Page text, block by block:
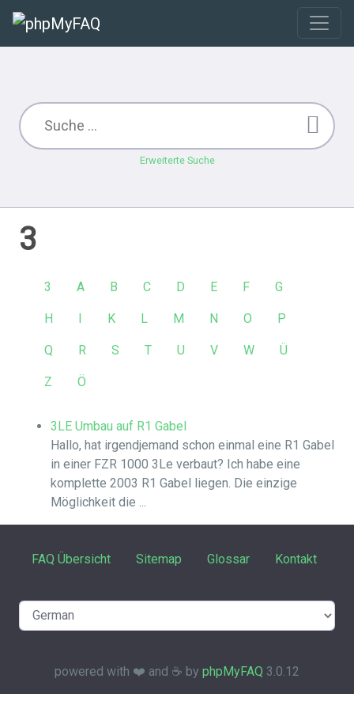
Erweiterte Suche
3
3 A B C D E F G
H I K L M N O P
Q R S T U V W Ü
Z Ö
3LE Umbau auf R1 Gabel
Hallo, hat irgendjemand schon einmal eine R1 Gabel
in einer FZR 1000 3Le verbaut? Ich habe eine
komplette 2003 R1 Gabel liegen. Die einzige
Möglichkeit die ...
FAQ Übersicht Sitemap Glossar Kontakt
powered with ❤️ and ☕️ by phpMyFAQ 3.0.12